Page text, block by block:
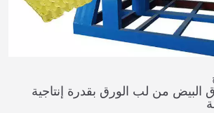
البيض من لب الورق بقدرة إنتاجية